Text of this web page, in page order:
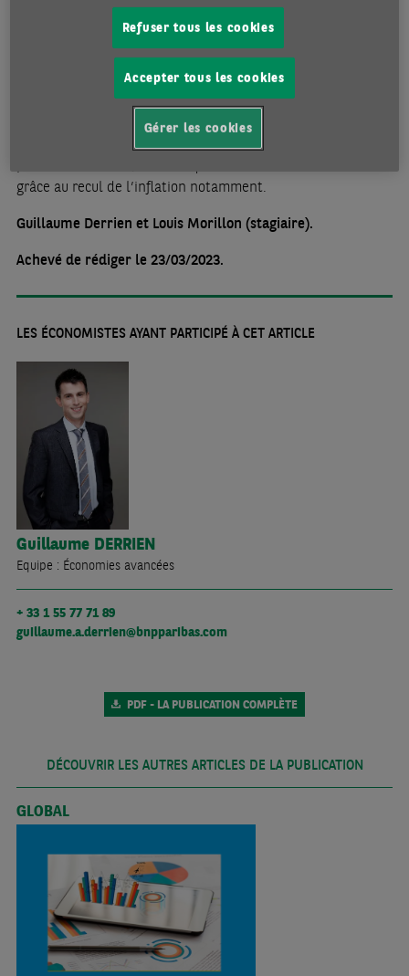
Si l’économie britannique est restée résiliente au début du
trimestre, nous nous attendons toujours à une récession
semestre (-0,3% puis -0,2% t/t au 1eret 2
avant une reprise au 2esemestre (+0,3% puis +0,2% t/t au 3
trimestres). L’impact de la remontée des taux d’intérêt
sur l’investissement et celui de la chute des revenus réels
grâce au recul de l’inflation notamment.
Guillaume Derrien et Louis Morillon (stagiaire).
Achevé de rédiger le 23/03/2023.
LES ÉCONOMISTES AYANT PARTICIPÉ À CET ARTICLE
Guillaume DERRIEN
Equipe : Économies avancées
+ 33 1 55 77 71 89
guillaume.a.derrien@bnpparibas.com
PDF - LA PUBLICATION COMPLÈTE
DÉCOUVRIR LES AUTRES ARTICLES DE LA PUBLICATION
GLOBAL
Refuser tous les cookies
Accepter tous les cookies
Gérer les cookies